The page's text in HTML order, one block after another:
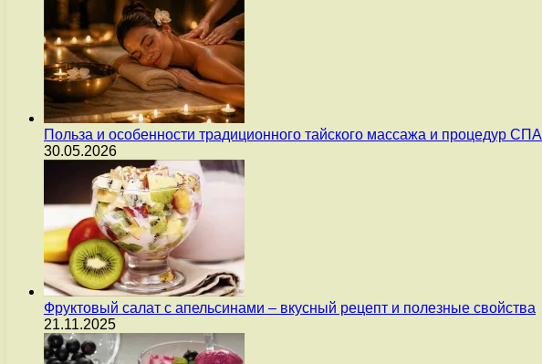
Польза и особенности традиционного тайского массажа и процедур СПА
30.05.2026
Фруктовый салат с апельсинами – вкусный рецепт и полезные свойства
21.11.2025